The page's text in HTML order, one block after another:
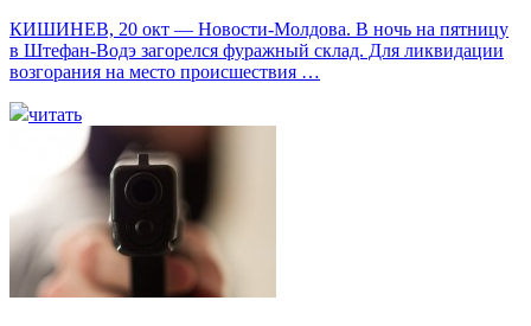
КИШИНЕВ, 20 окт — Новости-Молдова. В ночь на пятницу
в Штефан-Водэ загорелся фуражный склад. Для ликвидации
возгорания на место происшествия …
читать